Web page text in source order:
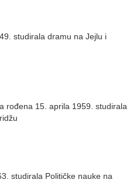
studirala dramu na Jejlu i
rođena 15. aprila 1959. studirala
studirala Političke nauke na